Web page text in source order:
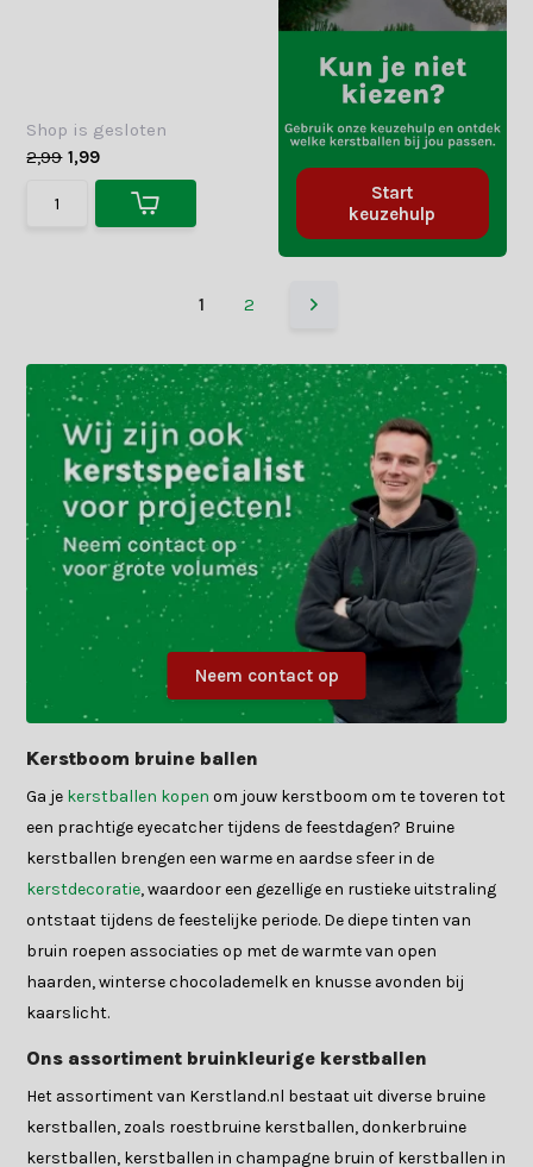
Shop is gesloten
2,99 1,99
Start
keuzehulp
1 2
Neem contact op
Kerstboom bruine ballen
Ga je kerstballen kopen om jouw kerstboom om te toveren tot
een prachtige eyecatcher tijdens de feestdagen? Bruine
kerstballen brengen een warme en aardse sfeer in de
kerstdecoratie, waardoor een gezellige en rustieke uitstraling
ontstaat tijdens de feestelijke periode. De diepe tinten van
bruin roepen associaties op met de warmte van open
haarden, winterse chocolademelk en knusse avonden bij
kaarslicht.
Ons assortiment bruinkleurige kerstballen
Het assortiment van Kerstland.nl bestaat uit diverse bruine
kerstballen, zoals roestbruine kerstballen, donkerbruine
kerstballen, kerstballen in champagne bruin of kerstballen in